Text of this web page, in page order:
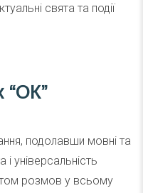
свята та події
“ОК”
подолавши мовні та
універсальність
розмов у всьому